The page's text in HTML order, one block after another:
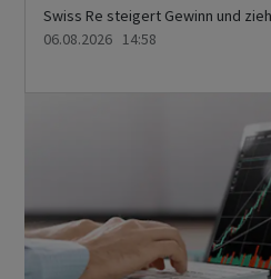
Swiss Re steigert Gewinn und
06.08.2026 14:58